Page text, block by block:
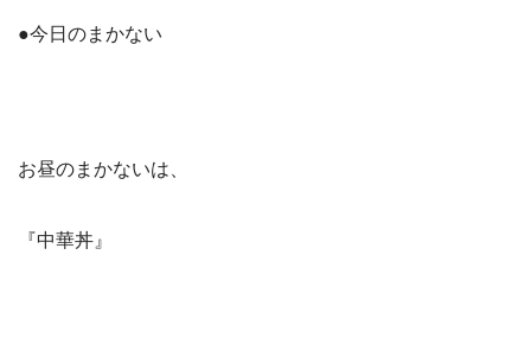
●今日のまかない
お昼のまかないは、
『中華丼』